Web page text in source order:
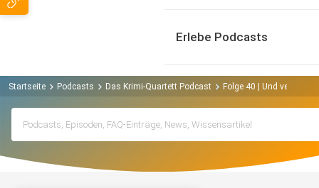
Erlebe Podcasts
Startseite Podcasts Das Krimi-Quartett Podcast Folge 40 | Und vergib